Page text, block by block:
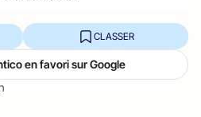
CLASSER
en favori sur Google